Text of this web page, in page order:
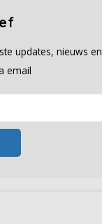
updates, nieuws en
email